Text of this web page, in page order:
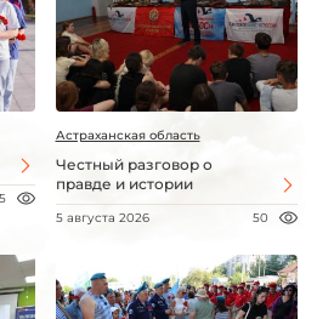
Астраханская область
Честный разговор о
правде и истории
5 августа 2026 50